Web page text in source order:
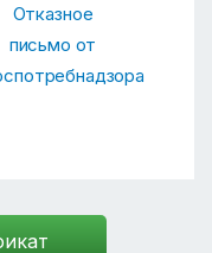
Отказное
письмо от